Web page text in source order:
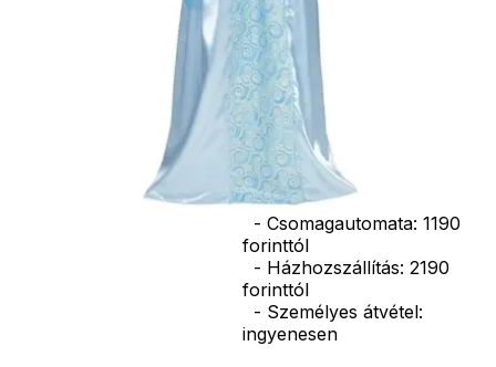
Ár
Darab
Kosárba
Szállítás:
- Csomagautomata: 1190
forinttól
- Házhozszállítás: 2190
forinttól
- Személyes átvétel:
ingyenesen